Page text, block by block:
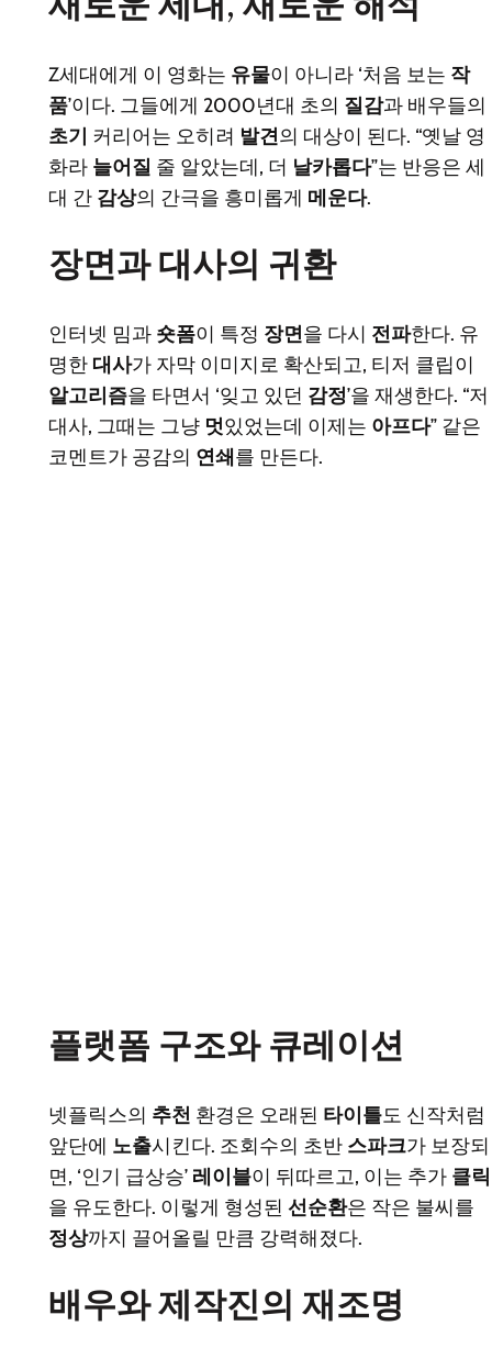
Z세대에게 이 영화는 유물이 아니라 ‘처음 보는 작
품’이다. 그들에게 2000년대 초의 질감과 배우들의
초기 커리어는 오히려 발견의 대상이 된다. “옛날 영
화라 늘어질 줄 알았는데, 더 날카롭다”는 반응은 세
대 간 감상의 간극을 흥미롭게 메운다.
장면과 대사의 귀환
인터넷 밈과 숏폼이 특정 장면을 다시 전파한다. 유
명한 대사가 자막 이미지로 확산되고, 티저 클립이
알고리즘을 타면서 ‘잊고 있던 감정’을 재생한다. “저
대사, 그때는 그냥 멋있었는데 이제는 아프다” 같은
코멘트가 공감의 연쇄 를 만든다.
플랫폼 구조와 큐레이션
넷플릭스의 추천 환경은 오래된 타이틀도 신작처럼
앞단에 노출시킨다. 조회수의 초반 스파크가 보장되
면, ‘인기 급상승’ 레이블이 뒤따르고, 이는 추가 클릭
을 유도한다. 이렇게 형성된 선순환은 작은 불씨를
정상까지 끌어올릴 만큼 강력해졌다.
배우와 제작진의 재조명